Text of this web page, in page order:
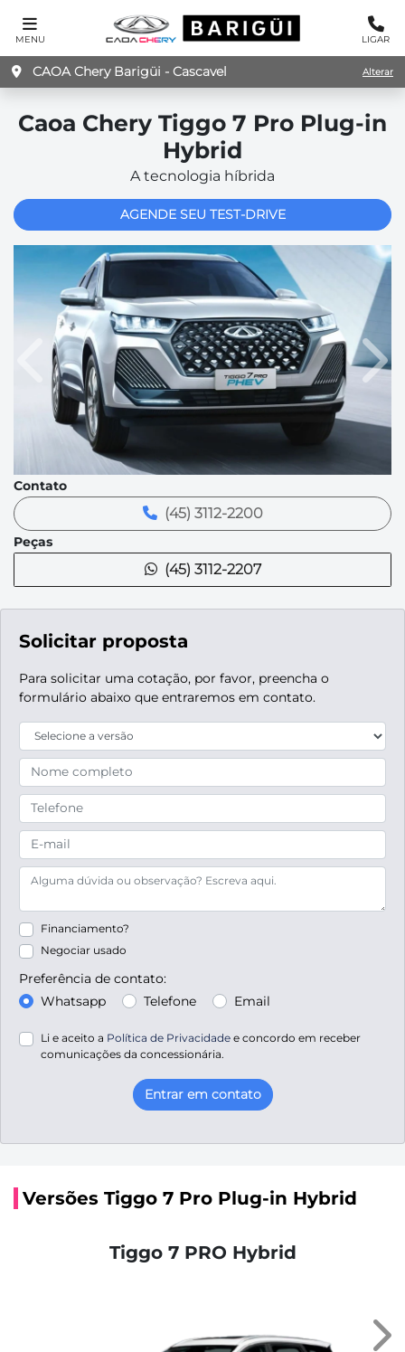
MENU LIGAR
CAOA Chery Barigüi - Cascavel Alterar
Caoa Chery Tiggo 7 Pro Plug-in
Hybrid
A tecnologia híbrida
AGENDE SEU TEST-DRIVE
Solicitar proposta
Para solicitar uma cotação, por favor, preencha o
formulário abaixo que entraremos em contato.
Financiamento?
Negociar usado
Preferência de contato:
Whatsapp
Telefone Email
Li e aceito a Política de Privacidade e concordo em receber
comunicações da concessionária.
Entrar em contato
Anterior
Contato
(45) 3112-2200
Peças
(45) 3112-2207
Versões Tiggo 7 Pro Plug-in Hybrid
Tiggo 7 PRO Hybrid